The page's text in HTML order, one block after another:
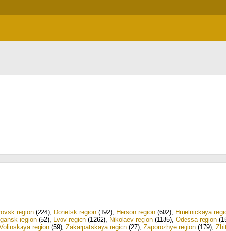
region (224), Donetsk region (192), Herson region (602), Hmelnickaya
region (52), Lvov region (1262), Nikolaev region (1185), Odessa region
Volinskaya region (59), Zakarpatskaya region (27), Zaporozhye region (179),